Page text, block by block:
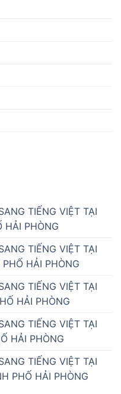
TIẾNG VIỆT TẠI
HẢI PHÒNG
TIẾNG VIỆT TẠI
HẢI PHÒNG
TIẾNG VIỆT TẠI
HẢI PHÒNG
TIẾNG VIỆT TẠI
HẢI PHÒNG
TIẾNG VIỆT TẠI
PHỐ HẢI PHÒNG